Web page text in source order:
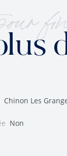
Chinon Les
Non